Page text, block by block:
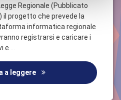
Regionale (Pubblicato
il progetto che prevede la
informatica regionale
registrarsi e caricare i
…
a leggere EMANATA LA LEGGE